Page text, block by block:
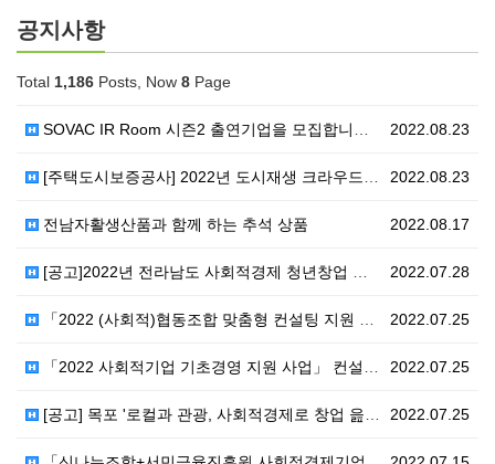
공지사항
Total 1,186 Posts, Now 8 Page
2022.08.23
SOVAC IR Room 시즌2 출연기업을 모집합니다!…
2022.08.23
[주택도시보증공사] 2022년 도시재생 크라우드펀딩 지…
2022.08.17
전남자활생산품과 함께 하는 추석 상품
2022.07.28
[공고]2022년 전라남도 사회적경제 청년창업 아카데미…
2022.07.25
「2022 (사회적)협동조합 맞춤형 컨설팅 지원 사업」…
2022.07.25
「2022 사회적기업 기초경영 지원 사업」 컨설턴트 모…
2022.07.25
[공고] 목포 '로컬과 관광, 사회적경제로 창업 읊어보…